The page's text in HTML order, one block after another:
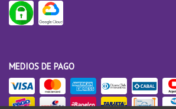
MEDIOS DE PAGO